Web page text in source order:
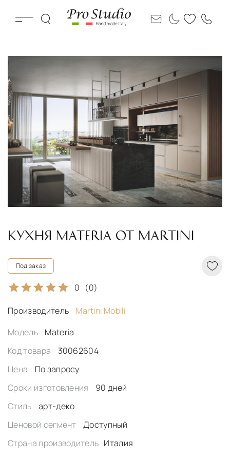
КУХНЯ MATERIA ОТ MARTINI
Под заказ
0 (0)
Производитель
Martini Mobili
Модель
Materia
Код товара
30062604
Цена
По запросу
Сроки изготовления
90 дней
Стиль
арт-деко
Ценовой сегмент
Доступный
Страна производитель Италия